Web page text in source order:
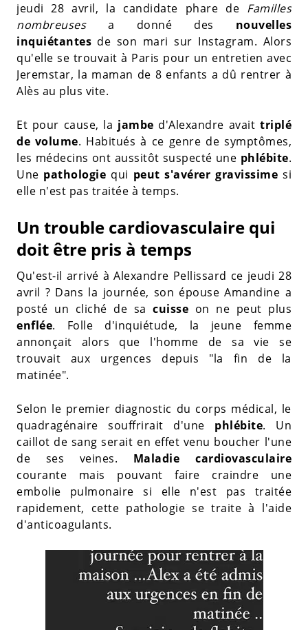
jeudi 28 avril, la candidate phare de Familles
nombreuses a donné des nouvelles
inquiétantes de son mari sur Instagram. Alors
qu'elle se trouvait à Paris pour un entretien avec
Jeremstar, la maman de 8 enfants a dû rentrer à
Alès au plus vite.
Et pour cause, la jambe d'Alexandre avaittriplé
de volume. Habitués à ce genre de symptômes,
les médecins ont aussitôt suspecté une phlébite.
Une pathologie qui peut s'avérer gravissime si
elle n'est pas traitée à temps.
Un trouble cardiovasculaire qui
doit être pris à temps
Qu'est-il arrivé à Alexandre Pellissard ce jeudi 28
avril ? Dans la journée, son épouse Amandine a
posté un cliché de sa cuisse on ne peut plus
enflée. Folle d'inquiétude, la jeune femme
annonçait alors que l'homme de sa vie se
trouvait aux urgences depuis "la fin de la
matinée".
Selon le premier diagnostic du corps médical, le
quadragénaire souffrirait d'une phlébite. Un
caillot de sang serait en effet venu boucher l'une
de ses veines. Maladie cardiovasculaire
courante mais pouvant faire craindre une
embolie pulmonaire si elle n'est pas traitée
rapidement, cette pathologie se traite à l'aide
d'anticoagulants.